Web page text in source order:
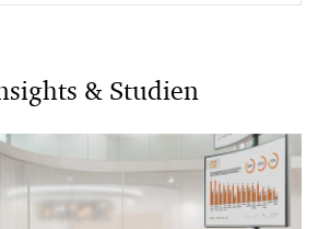
& Studien